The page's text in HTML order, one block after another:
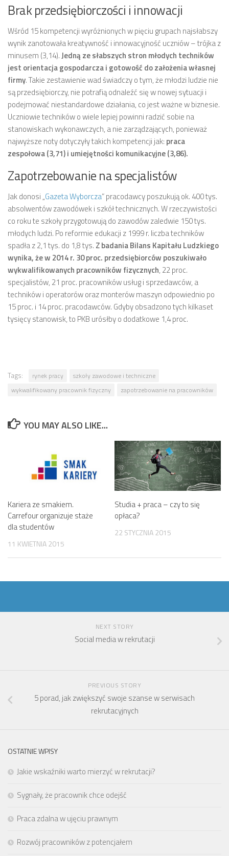
Brak przedsiębiorczości i innowacji
Wśród 15 kompetencji wyróżnionych w pięciu grupach najsłabszy
wynik zanotowała kreatywność i innowacyjność uczniów – trójka z
minusem (3,14).Jedną ze słabszych stron młodych techników
jest orientacja gospodarcza i gotowość do założenia własnej
firmy. Takie zestawienie wad świadczy o tym, że młodzi ludzie nie
są przedsiębiorczy, nie potrafią odnaleźć się w nowej sytuacji i
podejmować niestandardowe działania, co jest ważne w biznesie.
Uczniowie techników o wiele lepiej powinni radzić sobie na
stanowiskach wykonawczych, a nie zarządzających, ponieważ
najwyższe noty dotyczyły takich kompetencji jak: praca
zespołowa (3,71) i umiejętności komunikacyjne (3,86).
Zapotrzebowanie na specjalistów
Jak donosi „Gazeta Wyborcza” pracodawcy poszukują ok. 400 tys.
absolwentów zawodówek i szkół technicznych. W rzeczywistości
co roku te szkoły przygotowują do zawodów zaledwie 150 tys.
młodych ludzi. Po reformie edukacji z 1999 r. liczba techników
spadła z 2,1 tys. do 1,8 tys. Z badania Bilans Kapitału Ludzkiego
wynika, że w 2014 r. 30 proc. przedsiębiorców poszukiwało
wykwalifikowanych pracowników fizycznych, 22 proc.
specjalistów, 21 proc. pracowników usług i sprzedawców, a
techników i operatorów oraz monterów maszyn odpowiednio po
15 proc. i 14 proc. pracodawców. Gdyby obsadzono tych kilkaset
tysięcy stanowisk, to PKB urósłby o dodatkowe 1,4 proc.
Tags: rynek pracy
szkoły zawodowe i techniczne
wykwalifikowany pracownik fizyczny
zapotrzebowanie na pracowników
YOU MAY ALSO LIKE...
Kariera ze smakiem.
Carrefour organizuje staże
dla studentów
11 KWIETNIA 2015
Studia + praca – czy to się
opłaca?
22 STYCZNIA 2015
NEXT STORY
Social media w rekrutacji
PREVIOUS STORY
5 porad, jak zwiększyć swoje szanse w serwisach
rekrutacyjnych
OSTATNIE WPISY
Jakie wskaźniki warto mierzyć w rekrutacji?
Sygnały, że pracownik chce odejść
Praca zdalna w ujęciu prawnym
Rozwój pracowników z potencjałem